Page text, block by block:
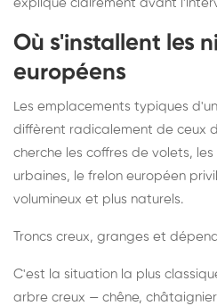
expliqué clairement avant
Où s'installent les
européens
Les emplacements typiques
diffèrent radicalement de ceux
cherche les coffres de volets,
urbaines, le frelon européen
volumineux et plus naturels.
Troncs creux, granges et
C'est la situation la plus
arbre creux — chêne,